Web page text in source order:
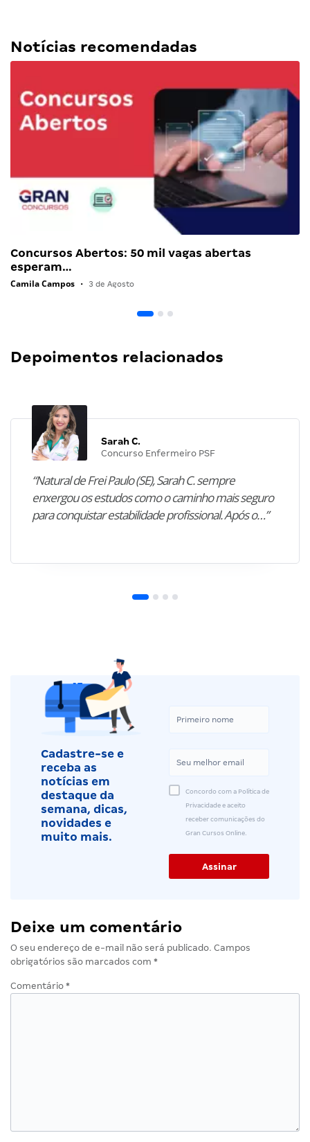
Notícias recomendadas
Concursos Abertos: 50 mil vagas abertas
esperam…
Camila Campos • 3 de Agosto
Depoimentos relacionados
Sarah C.
Concurso Enfermeiro PSF
“Natural de Frei Paulo (SE), Sarah C. sempre
enxergou os estudos como o caminho mais seguro
para conquistar estabilidade profissional. Após o…”
Cadastre-se e
receba as
notícias em
destaque da
semana, dicas,
novidades e
muito mais.
Concordo com a Política de
Privacidade e aceito
receber comunicações do
Gran Cursos Online.
Deixe um comentário
O seu endereço de e-mail não será publicado. Campos
obrigatórios são marcados com *
Comentário *